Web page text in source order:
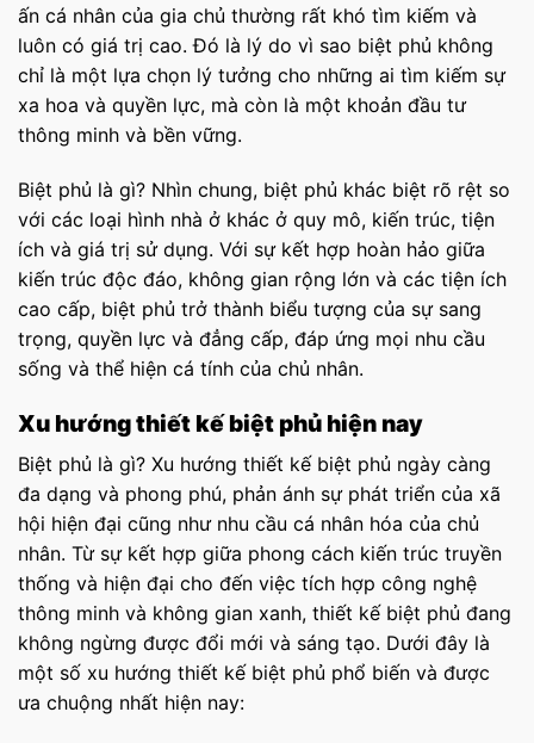
ấn cá nhân của gia chủ thường rất khó tìm kiếm và
luôn có giá trị cao. Đó là lý do vì sao biệt phủ không
chỉ là một lựa chọn lý tưởng cho những ai tìm kiếm sự
xa hoa và quyền lực, mà còn là một khoản đầu tư
thông minh và bền vững.
Biệt phủ là gì? Nhìn chung, biệt phủ khác biệt rõ rệt so
với các loại hình nhà ở khác ở quy mô, kiến trúc, tiện
ích và giá trị sử dụng. Với sự kết hợp hoàn hảo giữa
kiến trúc độc đáo, không gian rộng lớn và các tiện ích
cao cấp, biệt phủ trở thành biểu tượng của sự sang
trọng, quyền lực và đẳng cấp, đáp ứng mọi nhu cầu
sống và thể hiện cá tính của chủ nhân.
Xu hướng thiết kế biệt phủ hiện nay
Biệt phủ là gì? Xu hướng thiết kế biệt phủ ngày càng
đa dạng và phong phú, phản ánh sự phát triển của xã
hội hiện đại cũng như nhu cầu cá nhân hóa của chủ
nhân. Từ sự kết hợp giữa phong cách kiến trúc truyền
thống và hiện đại cho đến việc tích hợp công nghệ
thông minh và không gian xanh, thiết kế biệt phủ đang
không ngừng được đổi mới và sáng tạo. Dưới đây là
một số xu hướng thiết kế biệt phủ phổ biến và được
ưa chuộng nhất hiện nay: